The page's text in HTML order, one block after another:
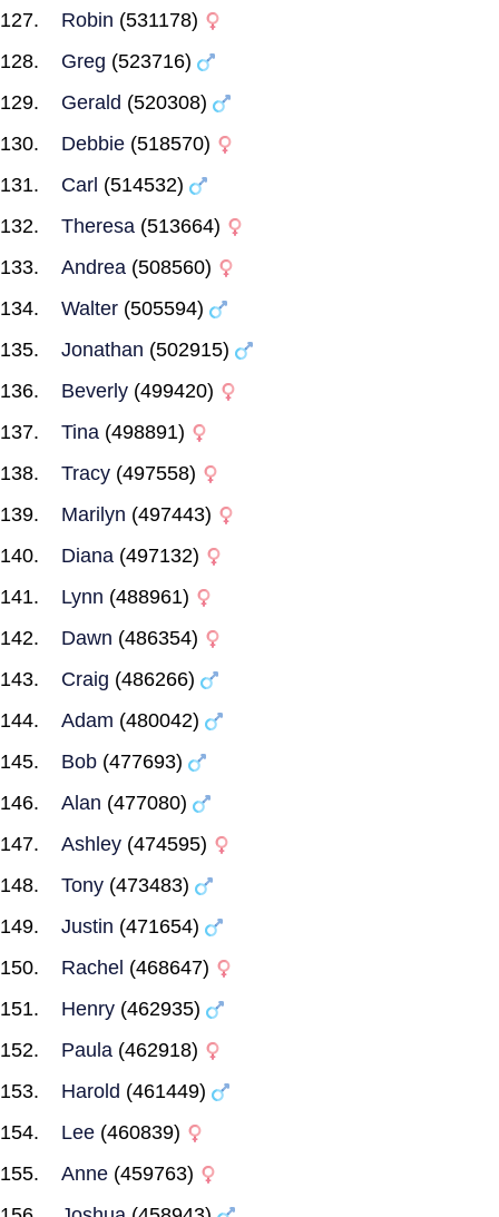
Robin (531178)
Greg (523716)
Gerald (520308)
Debbie (518570)
Carl (514532)
Theresa (513664)
Andrea (508560)
Walter (505594)
Jonathan (502915)
Beverly (499420)
Tina (498891)
Tracy (497558)
Marilyn (497443)
Diana (497132)
Lynn (488961)
Dawn (486354)
Craig (486266)
Adam (480042)
Bob (477693)
Alan (477080)
Ashley (474595)
Tony (473483)
Justin (471654)
Rachel (468647)
Henry (462935)
Paula (462918)
Harold (461449)
Lee (460839)
Anne (459763)